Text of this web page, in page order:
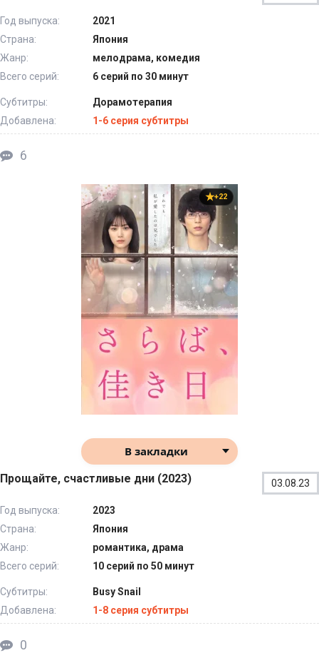
Год выпуска:
2021
Страна:
Япония
Жанр:
мелодрама, комедия
Всего серий:
6 серий по 30 минут
Субтитры:
Дорамотерапия
Добавлена:
1-6 серия субтитры
6
+22
В закладки
Прощайте, счастливые дни (2023) 03.08.23
Год выпуска:
2023
Страна:
Япония
Жанр:
романтика, драма
Всего серий:
10 серий по 50 минут
Субтитры:
Busy Snail
Добавлена:
1-8 серия субтитры
0